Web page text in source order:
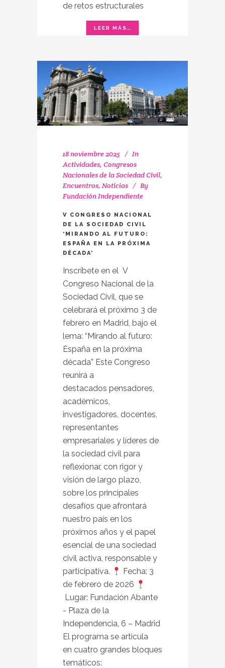
de retos estructurales
18 noviembre 2025
In
Actividades, Congresos
Nacionales de la Sociedad Civil,
Encuentros, Noticias
By
Fundación Independiente
V CONGRESO NACIONAL
DE LA SOCIEDAD CIVIL
‘MIRANDO AL FUTURO:
ESPAÑA EN LA PRÓXIMA
DÉCADA’
Inscríbete en el V
Congreso Nacional de la
Sociedad Civil, que se
celebrará el próximo 3 de
febrero en Madrid, bajo el
lema: “Mirando al futuro:
España en la próxima
década” Este Congreso
reunirá a
destacados pensadores,
académicos,
investigadores, docentes,
representantes
empresariales y líderes de
la sociedad civil para
reflexionar, con rigor y
visión de largo plazo,
sobre los principales
desafíos que afrontará
nuestro país en los
próximos años y el papel
esencial de una sociedad
civil activa, responsable y
participativa.
Fecha: 3
de febrero de 2026
Lugar: Fundación Abante
- Plaza de la
Independencia, 6 – Madrid
El programa se articula
en cuatro grandes bloques
temáticos: